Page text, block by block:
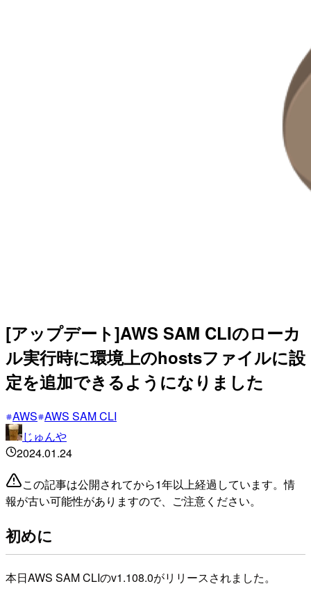
[アップデート]AWS SAM CLIのローカ
ル実行時に環境上のhostsファイルに設
定を追加できるようになりました
AWS AWS SAM CLI
じゅんや
2024.01.24
この記事は公開されてから1年以上経過しています。情
報が古い可能性がありますので、ご注意ください。
初めに
本日AWS SAM CLIのv1.108.0がリリースされました。